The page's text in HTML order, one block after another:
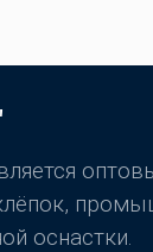
оснастки.